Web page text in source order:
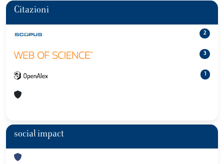
Citazioni
2
3
1
social impact